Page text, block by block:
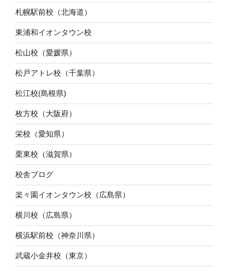
札幌駅前校（北海道）
東浦和イオンタウン校
松山校（愛媛県）
松戸アトレ校（千葉県）
松江校(島根県)
枚方校（大阪府）
栄校（愛知県）
栗東校（滋賀県）
校舎ブログ
楽々園イオンタウン校（広島県）
横川校（広島県）
横浜駅前校（神奈川県）
武蔵小金井校（東京）